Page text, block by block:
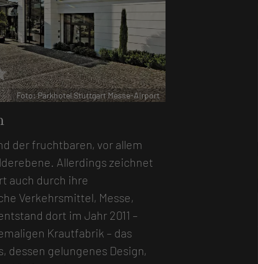
Foto: Parkhotel Stuttgart Messe-Airport
der fruchtbaren, vor allem
Allerdings zeichnet
auch durch ihre
Verkehrsmittel, Messe,
dort im Jahr 2011 –
Krautfabrik – das
dessen gelungenes Design,